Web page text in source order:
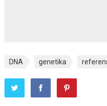
DNA genetika